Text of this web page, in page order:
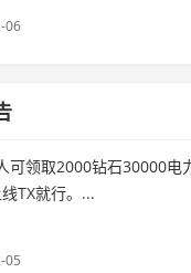
06
可领取2000钻石30000电
TX就行。...
05